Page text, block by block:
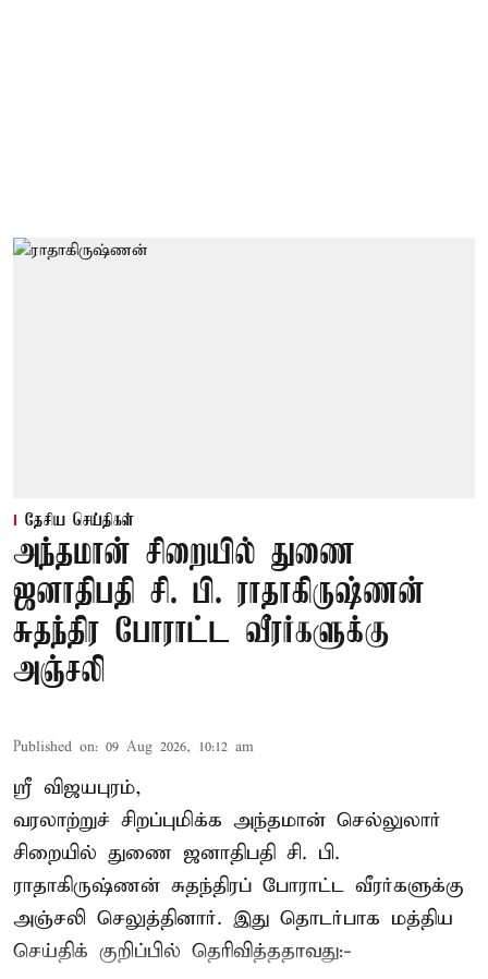
தேசிய செய்திகள்
அந்தமான் சிறையில் துணை
ஜனாதிபதி சி. பி. ராதாகிருஷ்ணன்
சுதந்திர போராட்ட வீரர்களுக்கு
அஞ்சலி
Published on: 09 Aug 2026, 10:12 am
ஸ்ரீ விஜயபுரம்,
வரலாற்றுச் சிறப்புமிக்க அந்தமான் செல்லுலார்
சிறையில் துணை ஜனாதிபதி சி. பி.
ராதாகிருஷ்ணன் சுதந்திரப் போராட்ட வீரர்களுக்கு
அஞ்சலி செலுத்தினார். இது தொடர்பாக மத்திய
செய்திக் குறிப்பில் தெரிவித்ததாவது:-